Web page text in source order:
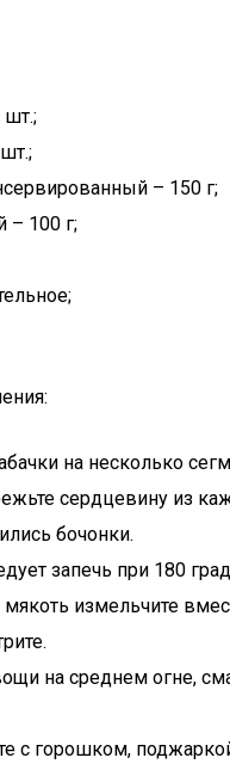
– 150 г;
– 100 г;
на несколько
сердцевину из
бочонки.
запечь при 180
измельчите
на среднем огне,
с горошком,